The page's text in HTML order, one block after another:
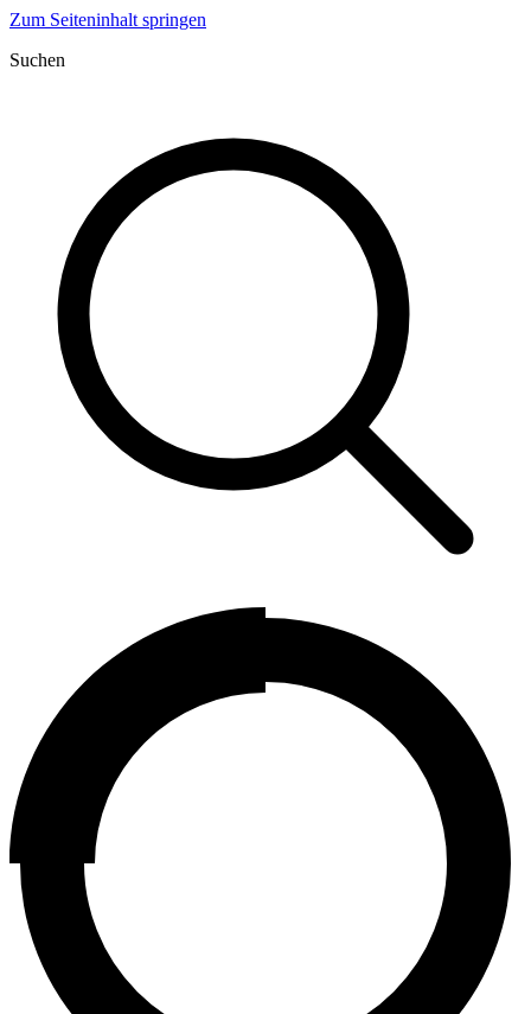
Zum Seiteninhalt springen
Suchen